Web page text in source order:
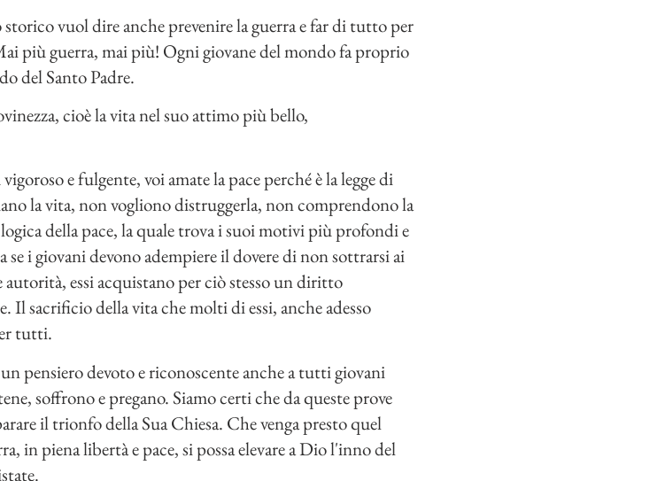
vuol dire anche prevenire la guerra e far di tutto per
più guerra, mai più! Ogni giovane del mondo fa proprio
del Santo Padre.
cioè la vita nel suo attimo più bello,
e fulgente, voi amate la pace perché è la legge di
la vita, non vogliono distruggerla, non comprendono la
della pace, la quale trova i suoi motivi più profondi e
i giovani devono adempiere il dovere di non sottrarsi ai
essi acquistano per ciò stesso un diritto
Il sacrificio della vita che molti di essi, anche adesso
tutti.
pensiero devoto e riconoscente anche a tutti giovani
soffrono e pregano. Siamo certi che da queste prove
il trionfo della Sua Chiesa. Che venga presto quel
in piena libertà e pace, si possa elevare a Dio l'inno del